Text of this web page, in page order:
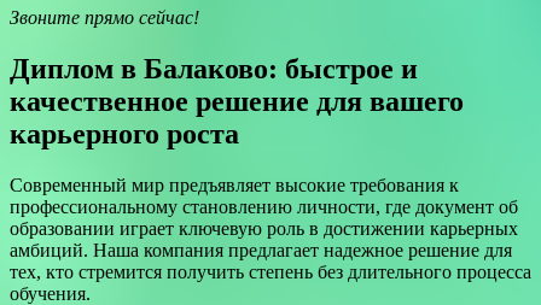
Звоните прямо сейчас!
Диплом в Балаково: быстрое и
качественное решение для вашего
карьерного роста
Современный мир предъявляет высокие требования к
профессиональному становлению личности, где документ об
образовании играет ключевую роль в достижении карьерных
амбиций. Наша компания предлагает надежное решение для
тех, кто стремится получить степень без длительного процесса
обучения.